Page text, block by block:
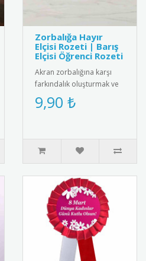
Zorbalığa Hayır
Elçisi Rozeti | Barış
Elçisi Öğrenci Rozeti
Akran zorbalığına karşı
farkındalık oluşturmak ve
barış elçisi öğrencileri
ödüllendirmek için tasarl..
9,90 ₺